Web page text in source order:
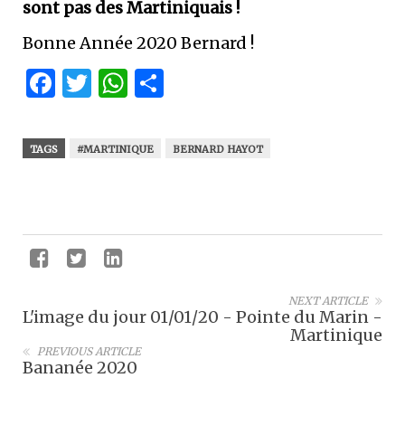
sont pas des Martiniquais !
Bonne Année 2020 Bernard !
Facebook
Twitter
WhatsApp
TAGS #MARTINIQUE BERNARD HAYOT
NEXT ARTICLE
L'image du jour 01/01/20 - Pointe du Marin -
Martinique
PREVIOUS ARTICLE
Bananée 2020